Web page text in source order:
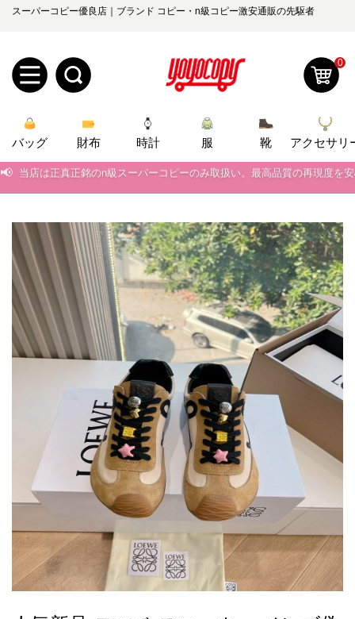
スーパーコピー優良店｜ブランド コピー・n級コピー激安通販の先駆者
規
ユ
ザ
ー
登
録
ロ
グ
ン
オ
ダ
知
yoyocopys@gmail.com
2026人気特集
アクセサリー
アイフォーンケ
最
新
製
0
バッグ 財布 時計 服 靴
アクセサリ
📢 当店は正真正銘のn級スーパーコピーのみ取扱い。最高品質の再現度を
📢 2026春の新作続々更新中！期間中のご注文でお得な割引をご利用いただ
新作入荷！ルイ・ヴィトンスーパーコピー バッグ最新モデルが登場。